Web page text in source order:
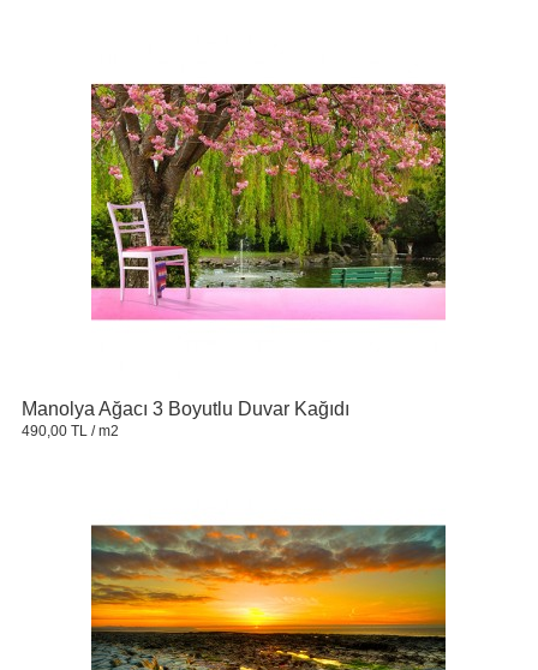
Manolya Ağacı 3 Boyutlu Duvar Kağıdı
490,00 TL / m2